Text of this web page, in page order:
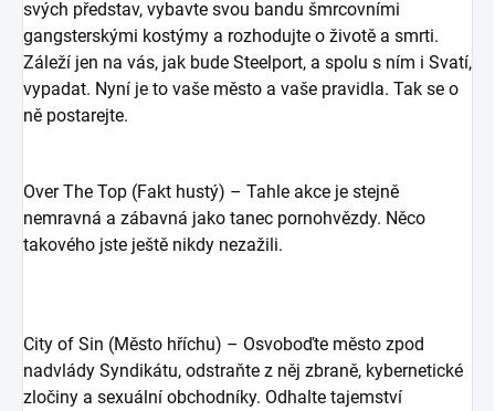
svých představ, vybavte svou bandu šmrcovními
gangsterskými kostýmy a rozhodujte o životě a smrti.
Záleží jen na vás, jak bude Steelport, a spolu s ním i Svatí,
vypadat. Nyní je to vaše město a vaše pravidla. Tak se o
ně postarejte.
Over The Top (Fakt hustý) – Tahle akce je stejně
nemravná a zábavná jako tanec pornohvězdy. Něco
takového jste ještě nikdy nezažili.
City of Sin (Město hříchu) – Osvoboďte město zpod
nadvlády Syndikátu, odstraňte z něj zbraně, kybernetické
zločiny a sexuální obchodníky. Odhalte tajemství